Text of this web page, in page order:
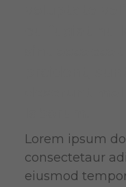
Lorem ipsum
consectetaur
eiusmod